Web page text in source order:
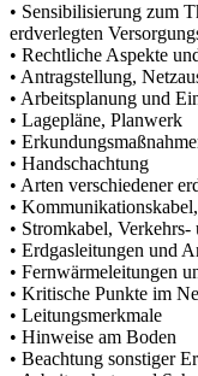
• Sensibilisierung zum
erdverlegten
• Rechtliche Aspekte
• Antragstellung,
• Arbeitsplanung und
• Lagepläne, Planwerk
•
• Handschachtung
• Arten verschiedener
•
• Stromkabel,
• Erdgasleitungen und
• Fernwärmeleitungen
• Kritische Punkte im
• Leitungsmerkmale
• Hinweise am Boden
• Beachtung sonstiger